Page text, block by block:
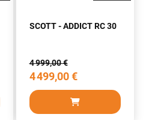
SCOTT - ADDICT RC 30
4 999,00 €
4 499,00 €